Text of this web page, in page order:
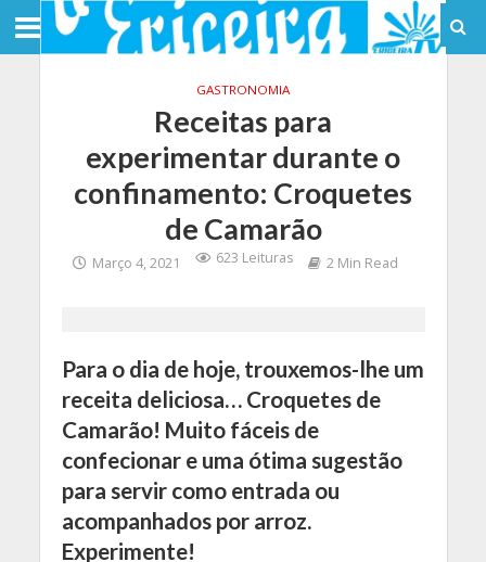
GASTRONOMIA
Receitas para
experimentar durante o
confinamento: Croquetes
de Camarão
Março 4, 2021 623 Leituras 2 Min Read
Para o dia de hoje, trouxemos-lhe um
receita deliciosa… Croquetes de
Camarão! Muito fáceis de
confecionar e uma ótima sugestão
para servir como entrada ou
acompanhados por arroz.
Experimente!